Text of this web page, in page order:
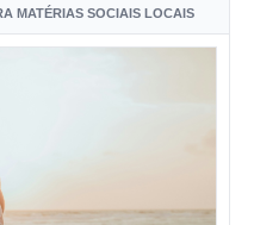
MATÉRIAS SOCIAIS LOCAIS